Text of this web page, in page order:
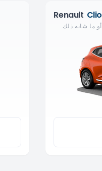
Renault Clio
أو ما شابه ذلك